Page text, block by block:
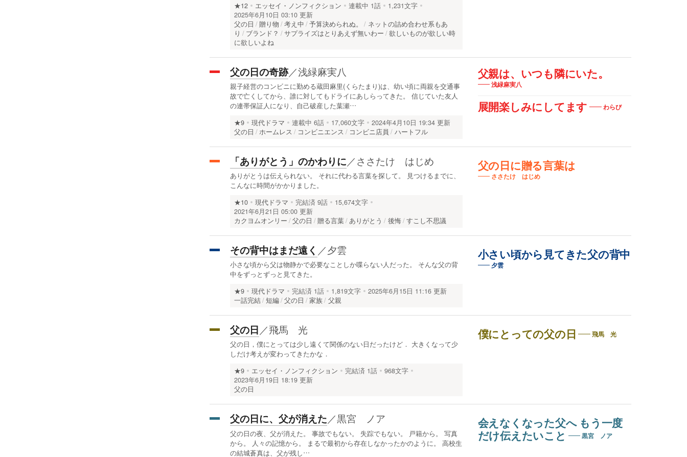
★12 エッセイ・ノンフィクション 連載中 1話
1,231文字
2025年6月10日 03:10 更新
父の日
贈り物 考え中 予算決められぬ。
ネットの詰め合わせ系もあ
り
ブランド？ サプライズはとりあえず無いわー
欲しいものが欲しい時
に欲しいよね
父親は、いつも隣にいた。
浅緑麻実八
展開楽しみにしてます わらび
父の日の奇跡／浅緑麻実八
親子経営のコンビニに勤める蔵田麻里(くらたまり)は、幼い頃に両親を交通事
故で亡くしてから、誰に対してもドライにあしらってきた。 信じていた友人
の連帯保証人になり、自己破産した葉瀬…
★9 現代ドラマ 連載中 6話 17,060文字
2024年4月10日 19:34 更新
父の日
ホームレス コンビニエンス コンビニ店員 ハートフル
父の日に贈る言葉は
ささたけ はじめ
「ありがとう」のかわりに／ささたけ はじめ
ありがとうは伝えられない。 それに代わる言葉を探して。 見つけるまでに、
こんなに時間がかかりました。
★10 現代ドラマ 完結済 9話
15,674文字
2021年6月21日 05:00 更新
カクヨムオンリー
父の日 贈る言葉 ありがとう 後悔 すこし不思議
小さい頃から見てきた父の背中
夕雲
その背中はまだ遠く ／夕雲
小さな頃から父は物静かで必要なことしか喋らない人だった。 そんな父の背
中をずっとずっと見てきた。
★9 現代ドラマ 完結済 1話 1,819文字
2025年6月15日 11:16 更新
一話完結 短編 父の日 家族 父親
僕にとっての父の日 飛馬 光
父の日 ／飛馬 光
父の日，僕にとっては少し遠くて関係のない日だったけど． 大きくなって少
しだけ考えが変わってきたかな．
★9 エッセイ・ノンフィクション 完結済 1話
968文字
2023年6月19日 18:19 更新
父の日
会えなくなった父へ もう一度
だけ伝えたいこと
黒宮 ノア
父の日に、父が消えた／黒宮 ノア
父の日の夜、父が消えた。 事故でもない。 失踪でもない。 戸籍から。 写真
から。 人々の記憶から。 まるで最初から存在しなかったかのように。 高校生
の結城蒼真は、父が残し…